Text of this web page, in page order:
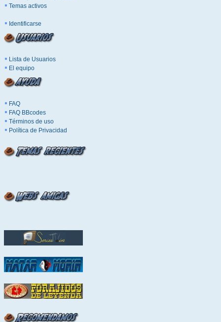
Temas activos
Identificarse
Lista de Usuarios
El equipo
FAQ
FAQ BBcodes
Términos de uso
Política de Privacidad